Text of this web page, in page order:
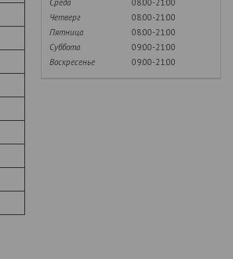
Среда
08:00-21:00
Четверг
08:00-21:00
Пятница
08:00-21:00
Суббота
09:00-21:00
Воскресенье
09:00-21:00